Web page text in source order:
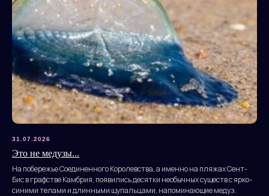
31.07.2026
Это не медузы...
На побережье Соединенного Королевства, а именно на пляжах Сент-
Бис в графстве Камбрия, появились десятки необычных существ с ярко-
синими телами и длинными щупальцами, напоминающие медуз.